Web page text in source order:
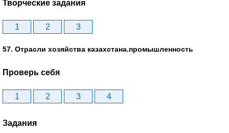
Творческие задания
1 2 3
57. Отрасли хозяйства казахстана.промышленность
Проверь себя
1 2 3 4
Задания